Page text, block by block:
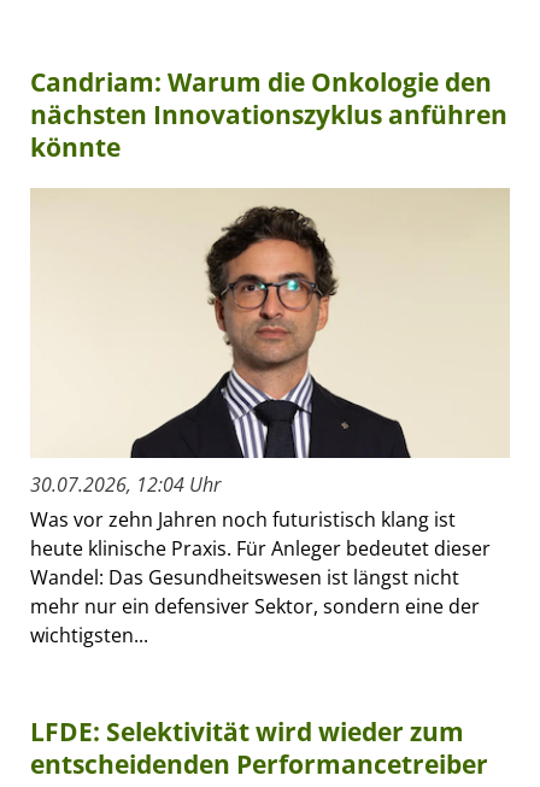
Candriam: Warum die Onkologie den
nächsten Innovationszyklus anführen
könnte
30.07.2026, 12:04 Uhr
Was vor zehn Jahren noch futuristisch klang ist
heute klinische Praxis. Für Anleger bedeutet dieser
Wandel: Das Gesundheitswesen ist längst nicht
mehr nur ein defensiver Sektor, sondern eine der
wichtigsten...
LFDE: Selektivität wird wieder zum
entscheidenden Performancetreiber